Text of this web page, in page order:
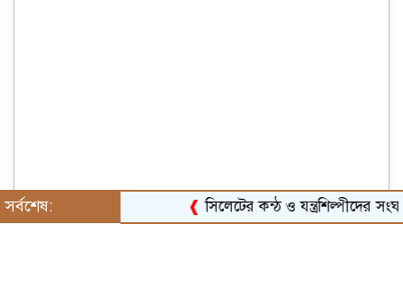
সর্বশেষ: সিলেটের কন্ঠ ও যন্ত্রশিল্পীদের